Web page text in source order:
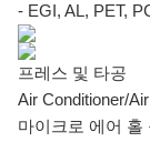
- EGI, AL, PET,
프레스 및 타공
Air Conditioner/
마이크로 에어 홀